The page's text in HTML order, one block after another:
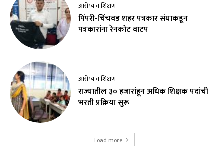
आरोग्य व शिक्षण
पिंपरी-चिंचवड शहर पत्रकार संघाकडून
पत्रकारांना रेनकोट वाटप
आरोग्य व शिक्षण
राज्यातील ३० हजारांहून अधिक शिक्षक पदांची
भरती प्रक्रिया सुरू
Load more